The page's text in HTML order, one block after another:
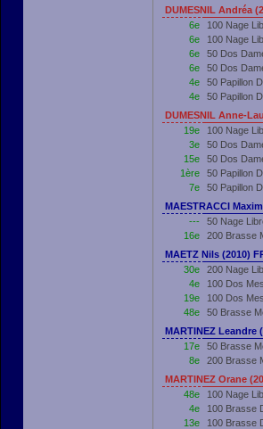
DUMESNIL Andréa
6e
100 Nage
6e
100 Nage
6e
50 Dos
6e
50 Dos
4e
50 Papillon
4e
50 Papillon
DUMESNIL Anne-
19e
100 Nage
3e
50 Dos
15e
50 Dos
1ère
50 Papillon
7e
50 Papillon
MAESTRACCI
---
50 Nage
16e
200 Brasse
MAETZ Nils (2010)
30e
200 Nage
4e
100 Dos
19e
100 Dos
48e
50 Brasse
MARTINEZ Leandre
17e
50 Brasse
8e
200 Brasse
MARTINEZ Orane
48e
100 Nage
4e
100 Brasse
13e
100 Brasse